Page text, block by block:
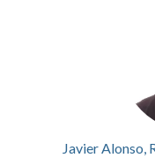
Javier Alonso,